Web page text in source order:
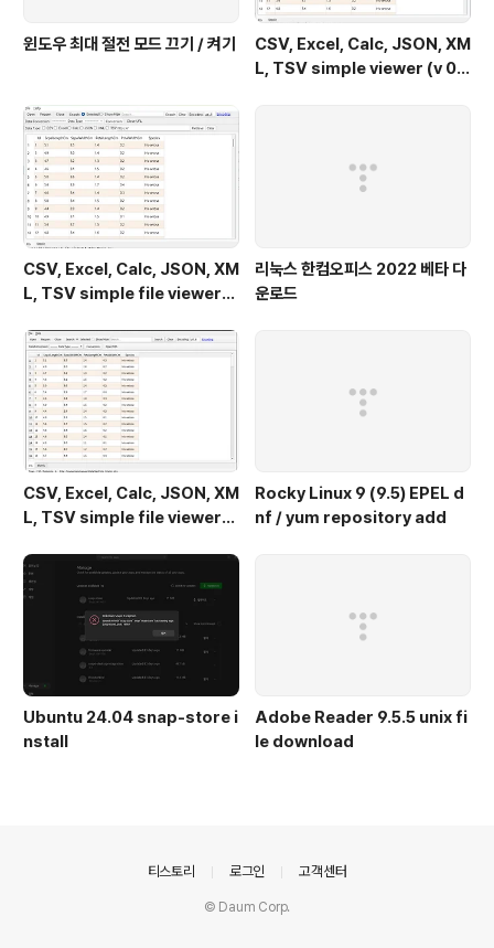
윈도우 최대 절전 모드 끄기 / 켜기
CSV, Excel, Calc, JSON, XM
L, TSV simple viewer (v 0.
CSV, Excel, Calc, JSON, XM
L, TSV simple file viewer
리눅스 한컴오피스 2022 베타 다
운로드
CSV, Excel, Calc, JSON, XM
L, TSV simple file viewer
Rocky Linux 9 (9.5) EPEL d
nf / yum repository add
Ubuntu 24.04 snap-store i
nstall
Adobe Reader 9.5.5 unix fi
le download
티스토리 로그인 고객센터
© Daum Corp.